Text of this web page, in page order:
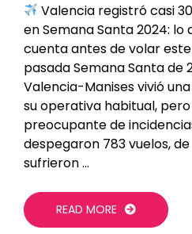
Valencia registró casi
en Semana Santa 2024:
cuenta antes de volar
pasada Semana Santa de
Valencia-Manises vivió
su operativa habitual,
preocupante de
despegaron 783 vuelos,
sufrieron …
READ MORE